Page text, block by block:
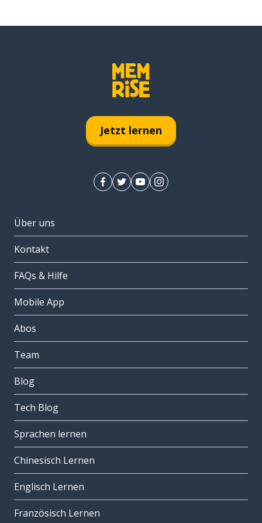
Jetzt lernen
Über uns
Kontakt
FAQs & Hilfe
Mobile App
Abos
Team
Blog
Tech Blog
Sprachen lernen
Chinesisch Lernen
Englisch Lernen
Französisch Lernen